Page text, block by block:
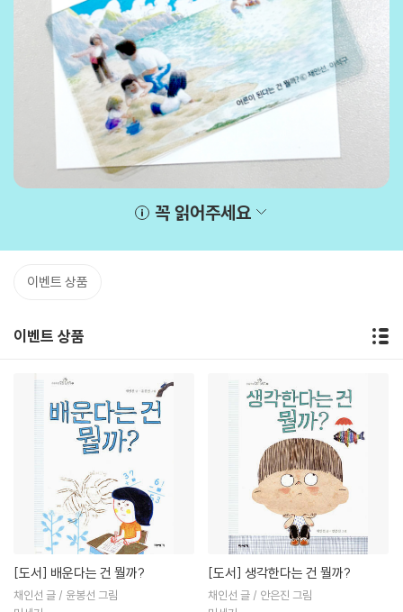
꼭 읽어주세요
이벤트 상품
이벤트 상품
[도서] 배운다는 건 뭘까?
채인선 글 / 윤봉선 그림
[도서] 생각한다는 건 뭘까?
채인선 글 / 안은진 그림